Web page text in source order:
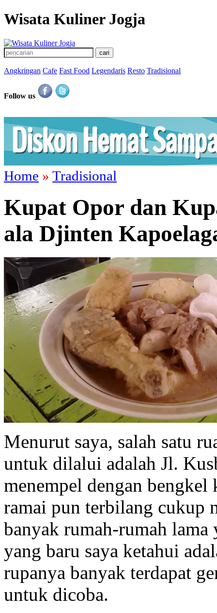
Wisata Kuliner Jogja
Angkringan Cafe Fast Food Legendaris Resto Tradisional
Follow us
Home » Tradisional
Kupat Opor dan
ala Djinten
Menurut saya, salah satu
untuk dilalui adalah Jl.
menempel dengan
ramai pun terbilang cukup
banyak rumah-rumah lama
yang baru saya ketahui
rupanya banyak terdapat
untuk dicoba.